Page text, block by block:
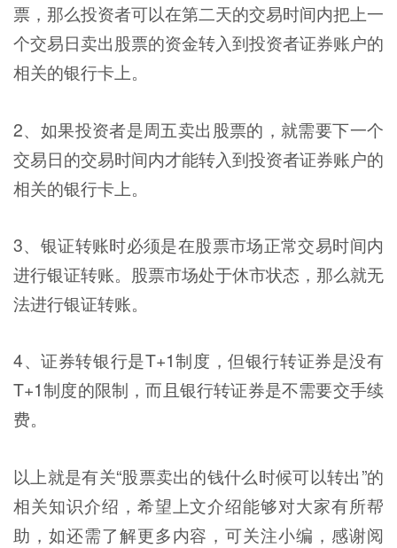
票，那么投资者可以在第二天的交易时间内把上一
个交易日卖出股票的资金转入到投资者证券账户的
相关的银行卡上。
2、如果投资者是周五卖出股票的，就需要下一个
交易日的交易时间内才能转入到投资者证券账户的
相关的银行卡上。
3、银证转账时必须是在股票市场正常交易时间内
进行银证转账。股票市场处于休市状态，那么就无
法进行银证转账。
4、证券转银行是T+1制度，但银行转证券是没有
T+1制度的限制，而且银行转证券是不需要交手续
费。
以上就是有关“股票卖出的钱什么时候可以转出”的
相关知识介绍，希望上文介绍能够对大家有所帮
助，如还需了解更多内容，可关注小编，感谢阅